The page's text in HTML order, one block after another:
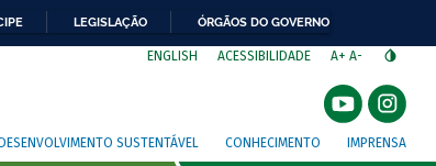
LEGISLAÇÃO ÓRGÃOS DO GOVERNO
ENGLISH ACESSIBILIDADE A+ A-
SUSTENTÁVEL CONHECIMENTO IMPRENSA